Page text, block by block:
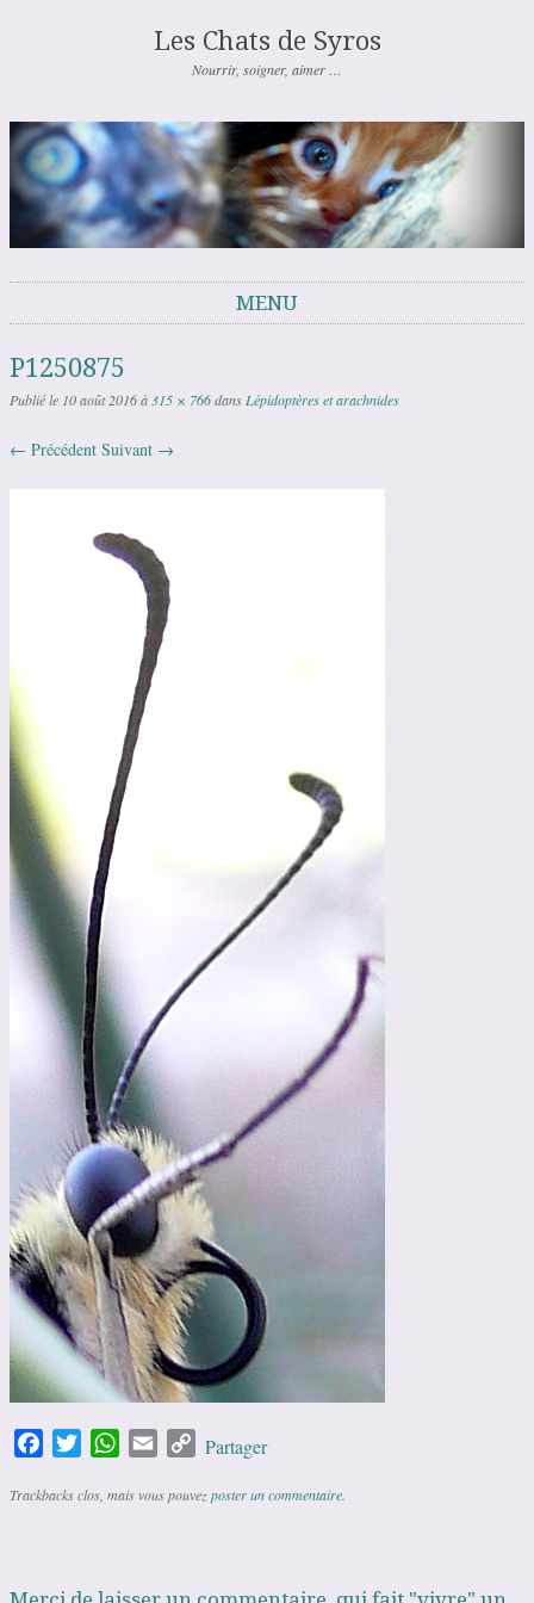
Les Chats de Syros
Nourrir, soigner, aimer …
MENU
P1250875
Publié le 10 août 2016à315 × 766dansLépidoptères et arachnides
← Précédent Suivant →
FacebookTwitterWhatsApp
Email Copy
Partager
Trackbacks clos, mais vous pouvezposter un commentaire.